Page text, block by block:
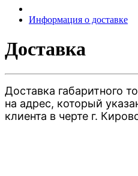
Информация о доставке
Доставка
Доставка габаритного
на адрес, который
клиента в черте г.